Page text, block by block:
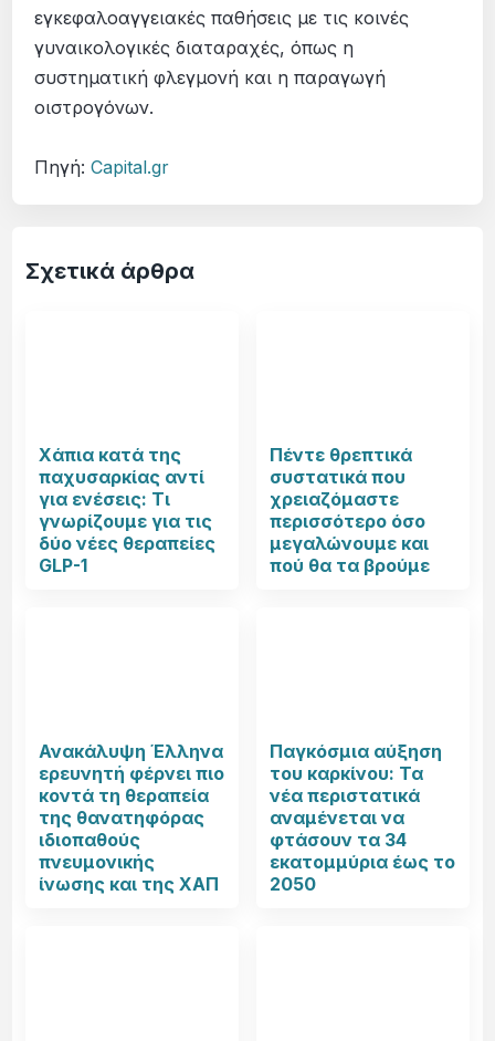
εγκεφαλοαγγειακές παθήσεις με τις κοινές
γυναικολογικές διαταραχές, όπως η
συστηματική φλεγμονή και η παραγωγή
οιστρογόνων.
Πηγή:Capital.gr
Σχετικά άρθρα
Χάπια κατά της
παχυσαρκίας αντί
για ενέσεις: Τι
γνωρίζουμε για τις
δύο νέες θεραπείες
GLP-1
Πέντε θρεπτικά
συστατικά που
χρειαζόμαστε
περισσότερο όσο
μεγαλώνουμε και
πού θα τα βρούμε
Ανακάλυψη Έλληνα
ερευνητή φέρνει πιο
κοντά τη θεραπεία
της θανατηφόρας
ιδιοπαθούς
πνευμονικής
ίνωσης και της ΧΑΠ
Παγκόσμια αύξηση
του καρκίνου: Τα
νέα περιστατικά
αναμένεται να
φτάσουν τα 34
εκατομμύρια έως το
2050